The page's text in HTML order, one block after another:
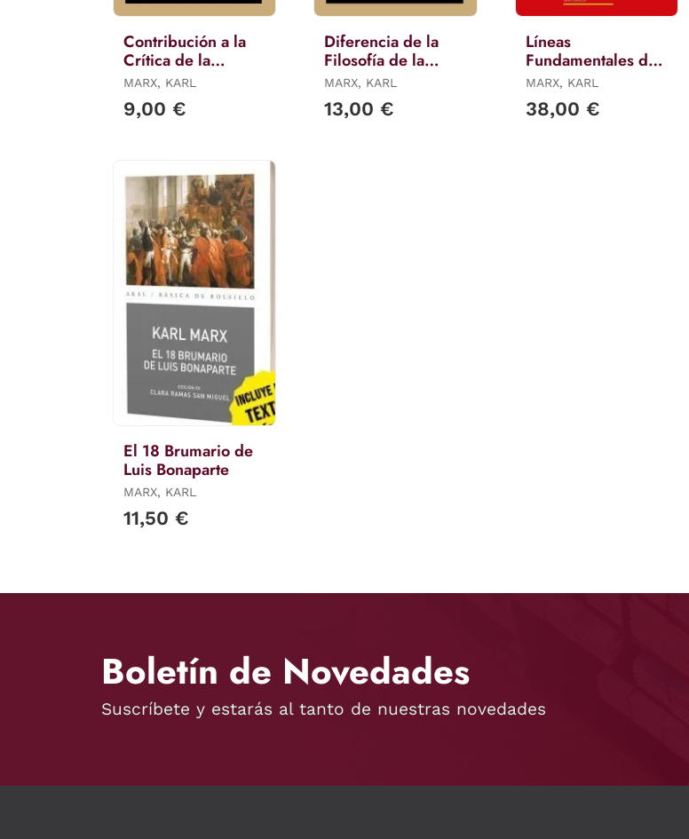
Contribución a la
Crítica de la
Economía Política
MARX, KARL
9,00 €
Diferencia de la
Filosofía de la
Naturaleza en
Demócrito y en
Epicuro
MARX, KARL
13,00 €
Líneas
Fundamentales de
la Crítica de la
Economía Política
MARX, KARL
38,00 €
El 18 Brumario de
Luis Bonaparte
MARX, KARL
11,50 €
Boletín de Novedades
Suscríbete y estarás al tanto de nuestras novedades